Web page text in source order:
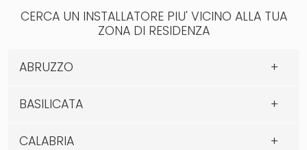
CERCA UN INSTALLATORE PIU' VICINO ALLA TUA
ZONA DI RESIDENZA
ABRUZZO
BASILICATA
CALABRIA